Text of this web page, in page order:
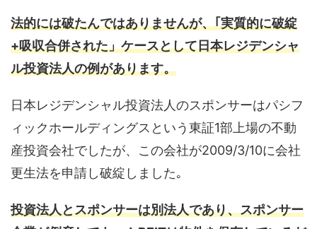
法的には破たんではありませんが、｢実質的に破綻
+吸収合併された」ケースとして日本レジデンシャ
ル投資法人の例があります。
日本レジデンシャル投資法人のスポンサーはパシフ
ィックホールディングスという東証1部上場の不動
産投資会社でしたが、この会社が2009/3/10に会社
更生法を申請し破綻しました｡
投資法人とスポンサーは別法人であり、スポンサー